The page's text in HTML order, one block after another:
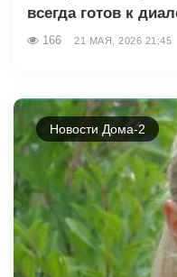
всегда готов к
166 21 МАЯ, 2026 21:45
Новости Дома-2